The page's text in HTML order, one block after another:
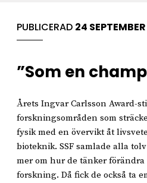
PUBLICERAD 24
”Som en
Årets Ingvar Carlsson Award-
forskningsområden som
fysik med en övervikt åt
bioteknik. SSF samlade alla
mer om hur de tänker
forskning. Då fick de också ta